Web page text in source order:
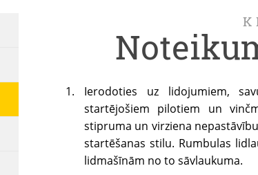
Ierodoties uz lidojumiem,
startējošiem pilotiem un
stipruma un virziena
startēšanas stilu. Rumbulas
lidmašīnām no to sāvlaukuma.